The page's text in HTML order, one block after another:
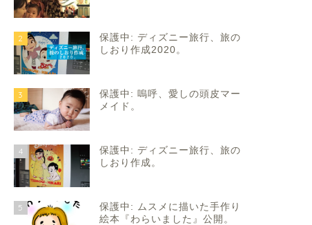
しいサプライズ。
2024年3月5日
春の親子遠足。
2
保護中: ディズニー旅行、旅の
しおり作成2020。
3
保護中: 嗚呼、愛しの頭皮マー
メイド。
4
保護中: ディズニー旅行、旅の
しおり作成。
5
保護中: ムスメに描いた手作り
絵本『わらいました』公開。